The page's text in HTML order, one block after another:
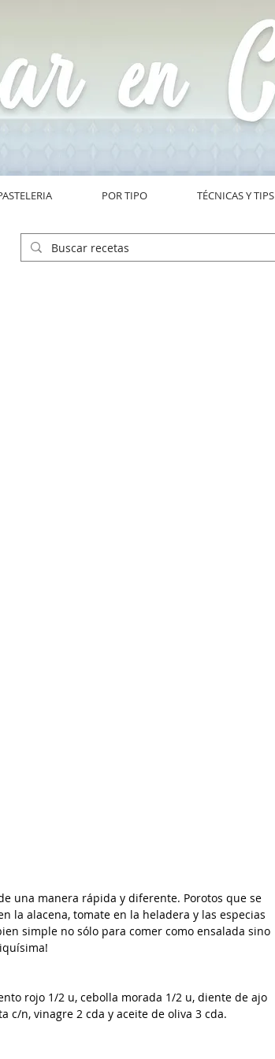
POR TIPO TÉCNICAS Y TIPS
una manera rápida y diferente. Porotos que se
la alacena, tomate en la heladera y las especias
simple no sólo para comer como ensalada sino
rojo 1/2 u, cebolla morada 1/2 u, diente de ajo
c/n, vinagre 2 cda y aceite de oliva 3 cda.